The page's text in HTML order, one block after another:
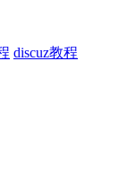
discuz教程